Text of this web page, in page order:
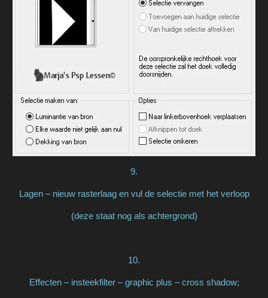
9.
Lagen – nieuw rasterlaag en vul de selectie met het verloop
(deze staat nog als achtergrond)
10.
Effecten – insteekfilter – graphic plus – cross shadow;